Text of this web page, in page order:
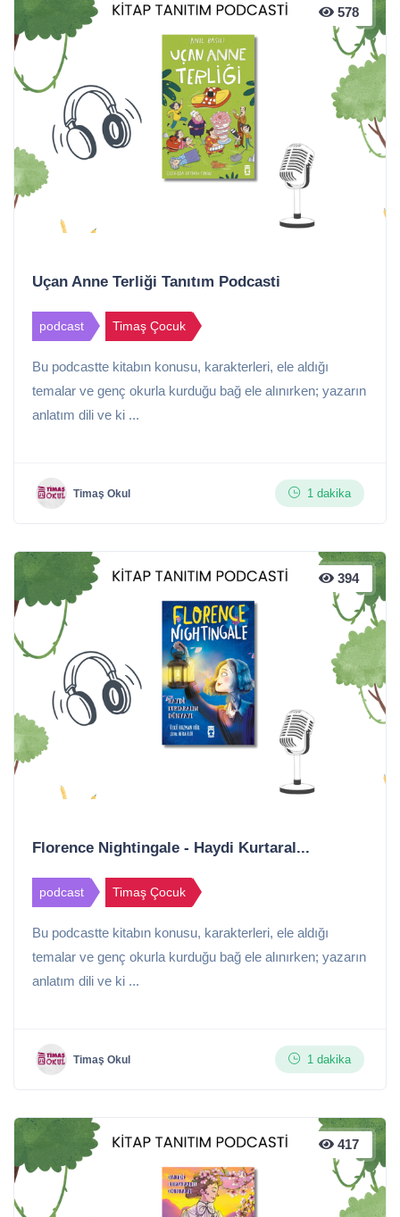
578
Uçan Anne Terliği Tanıtım Podcasti
podcast Timaş Çocuk
Bu podcastte kitabın konusu, karakterleri, ele aldığı
temalar ve genç okurla kurduğu bağ ele alınırken; yazarın
anlatım dili ve ki ...
Timaş Okul 1 dakika
394
Florence Nightingale - Haydi Kurtaral...
podcast Timaş Çocuk
Bu podcastte kitabın konusu, karakterleri, ele aldığı
temalar ve genç okurla kurduğu bağ ele alınırken; yazarın
anlatım dili ve ki ...
Timaş Okul 1 dakika
417